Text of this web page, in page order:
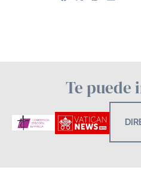
Te puede